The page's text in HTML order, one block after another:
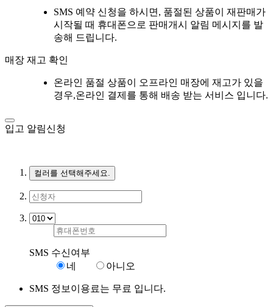
SMS 예약 신청을 하시면, 품절된 상품이 재판매가
시작될 때 휴대폰으로 판매개시 알림 메시지를 발
송해 드립니다.
매장 재고 확인
온라인 품절 상품이 오프라인 매장에 재고가 있을
경우,온라인 결제를 통해 배송 받는 서비스 입니다.
입고 알림신청
컬러를 선택해주세요.
SMS 수신여부
네
아니오
SMS 정보이용료는 무료 입니다.